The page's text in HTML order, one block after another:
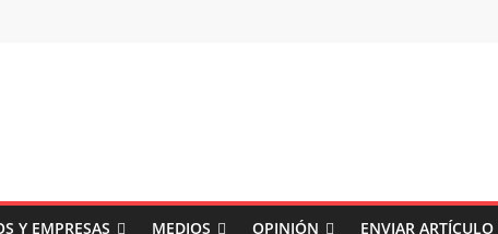
Y EMPRESAS MEDIOS OPINIÓN ENVIAR ARTÍCULO